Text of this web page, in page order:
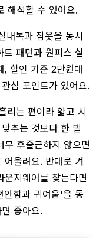
해석할 수 있어요.
내복과 잠옷을 동시
패턴과 원피스 실
, 할인 기준 2만원대
심 포인트가 있어요.
리는 편이라 얇고 시
추는 것보다 한 벌
후줄근하지 않으면
어울려요. 반대로 겨
지웨어를 찾는다면
안함과 귀여움'을 동
좋아요.